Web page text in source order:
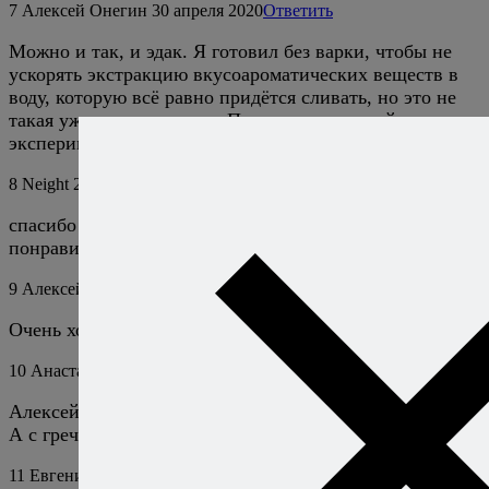
7 Алексей Онегин 30 апреля 2020Ответить
Можно и так, и эдак. Я готовил без варки, чтобы не
ускорять экстракцию вкусоароматических веществ в
воду, которую всё равно придётся сливать, но это не
такая уж великая потеря. Поэтому не стесняйтесь
экспериментировать.
8 Neight 2 мая 2020
спасибо! Не варила, получилось отлично. Очень
понравилось с копченой паприкой, кстати…
9 Алексей Онегин 4 мая 2020 Ответить
Очень хорошо!
10 Анастасия
Алексей, спасибо за рецепт! Получилось очень вкусно.
А с гречневой кашей….
11 Евгения